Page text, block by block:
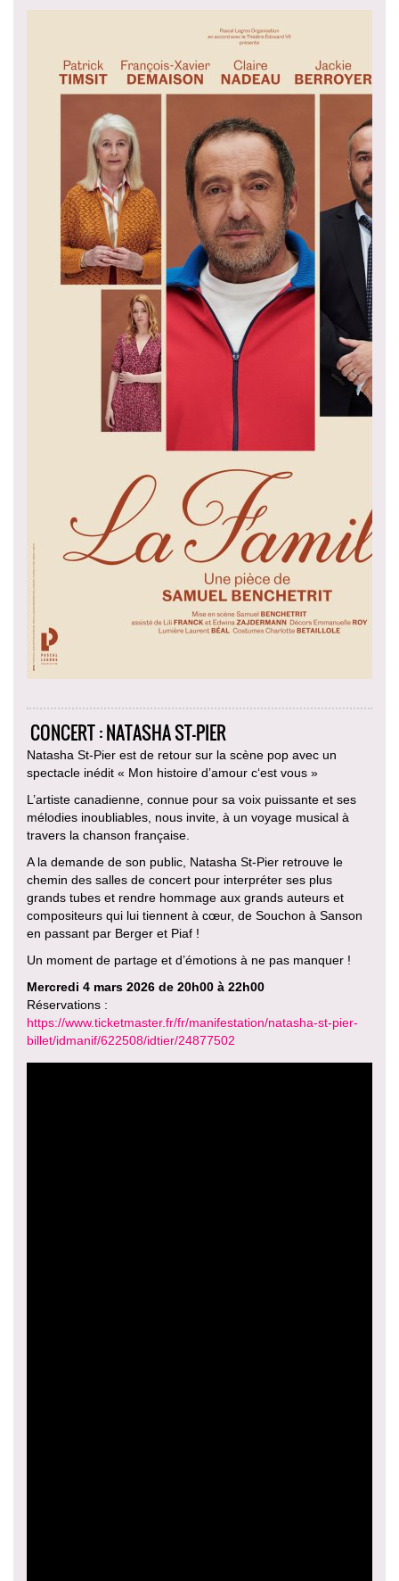
CONCERT : NATASHA ST-PIER
Natasha St-Pier est de retour sur la scène pop avec un
spectacle inédit « Mon histoire d’amour c‘est vous »
L’artiste canadienne, connue pour sa voix puissante et ses
mélodies inoubliables, nous invite, à un voyage musical à
travers la chanson française.
A la demande de son public, Natasha St-Pier retrouve le
chemin des salles de concert pour interpréter ses plus
grands tubes et rendre hommage aux grands auteurs et
compositeurs qui lui tiennent à cœur, de Souchon à Sanson
en passant par Berger et Piaf !
Un moment de partage et d’émotions à ne pas manquer !
Mercredi 4 mars 2026 de 20h00 à 22h00
Réservations :
https://www.ticketmaster.fr/fr/manifestation/natasha-st-pier-
billet/idmanif/622508/idtier/24877502